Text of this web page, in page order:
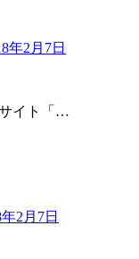
年2月7日
イト「…
2月7日